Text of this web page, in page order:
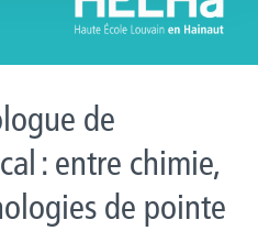
de
: entre chimie,
de pointe